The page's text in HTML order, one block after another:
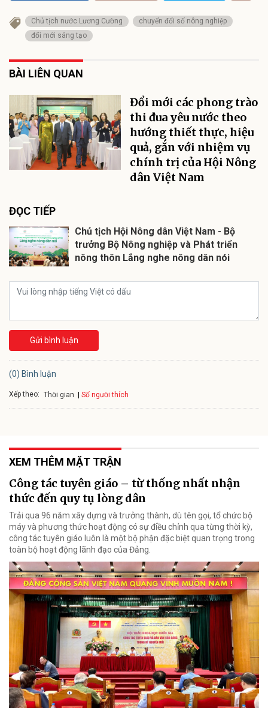
Chủ tịch nước Lương Cường
chuyển đổi số nông nghiệp
đổi mới sáng tạo
BÀI LIÊN QUAN
Đổi mới các phong trào
thi đua yêu nước theo
hướng thiết thực, hiệu
quả, gắn với nhiệm vụ
chính trị của Hội Nông
dân Việt Nam
ĐỌC TIẾP
Chủ tịch Hội Nông dân Việt Nam - Bộ
trưởng Bộ Nông nghiệp và Phát triển
nông thôn Lắng nghe nông dân nói
Gửi bình luận
(0) Bình luận
Xếp theo: Thời gian Số người thích
XEM THÊM MẶT TRẬN
Công tác tuyên giáo – từ thống nhất nhận
thức đến quy tụ lòng dân
Trải qua 96 năm xây dựng và trưởng thành, dù tên gọi, tổ chức bộ
máy và phương thức hoạt động có sự điều chỉnh qua từng thời kỳ,
công tác tuyên giáo luôn là một bộ phận đặc biệt quan trọng trong
toàn bộ hoạt động lãnh đạo của Đảng.